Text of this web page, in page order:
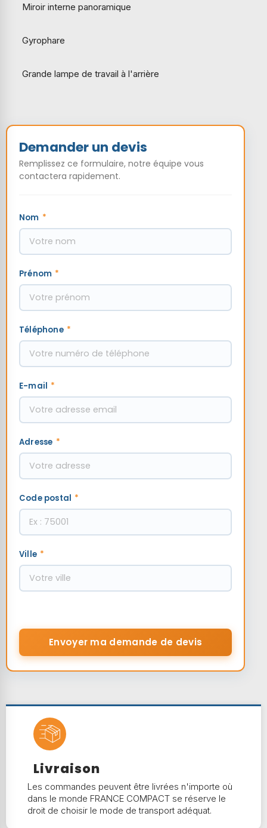
Miroir interne panoramique
Gyrophare
Grande lampe de travail à l'arrière
Demander un devis
Remplissez ce formulaire, notre équipe vous
contactera rapidement.
Nom *
Prénom *
Téléphone *
E-mail *
Adresse *
Code postal *
Ville *
Envoyer ma demande de devis
Livraison
Les commandes peuvent être livrées n'importe où
dans le monde FRANCE COMPACT se réserve le
droit de choisir le mode de transport adéquat.